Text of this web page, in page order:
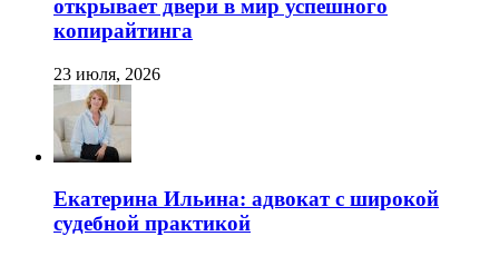
открывает двери в мир успешного
копирайтинга
23 июля, 2026
Екатерина Ильина: адвокат с широкой
судебной практикой